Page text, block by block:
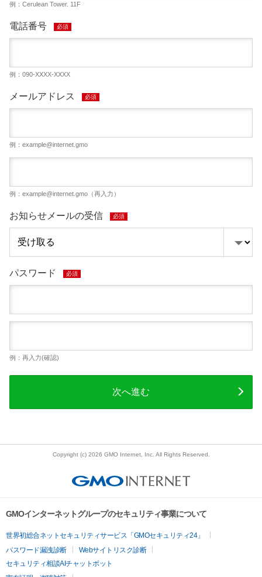
例：Cerulean Tower. 11F
電話番号 必須
例：090-XXXX-XXXX
メールアドレス 必須
例： example@internet.gmo
例： example@internet.gmo （再入力）
お知らせメールの受信 必須
パスワード 必須
例：再入力(確認)
次へ進む
Copyright (c) 2026 GMO Internet, Inc. All Rights Reserved.
GMOインターネットグループのセキュリティ事業について
世界初総合ネットセキュリティサービス「GMOセキュリティ24」
パスワード漏洩診断
Webサイトリスク診断
セキュリティ相談AIチャットボット